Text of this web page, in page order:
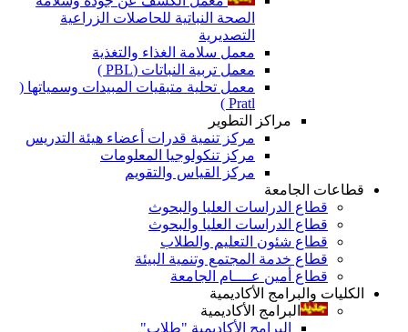
الصحة النباتية للحاصلات الزراعية
التصديرية
معمل سلامة الغذاء والتغذية
معمل تربية النباتات (PBL )
معمل تحلية متبقيات المبيدات وسمياتها (
Pratl )
مراكز التطوير
مركز تنمية قدرات أعضاء هيئة التدريس
مركز تنكولوجيا المعلومات
مركز القياس والتقويم
قطاعات الجامعة
قطاع الدراسات العليا والبحوث
قطاع الدراسات العليا والبحوث
قطاع شئون التعليم والطلاب
قطاع خدمة المجتمع وتنمية البيئة
قطاع أمين عــــام الجامعة
الكليات والبرامج الأكاديمية
البرامج الأكاديمية
البرامج الأكاديمية "طلاب"